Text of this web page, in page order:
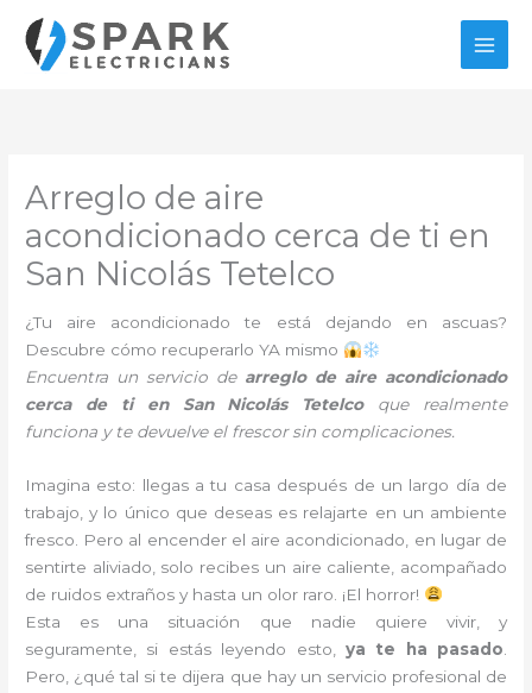
contenido
Arreglo de aire
acondicionado cerca de ti en
San Nicolás Tetelco
¿Tu aire acondicionado te está dejando en ascuas?
Descubre cómo recuperarlo YA mismo
Encuentra un servicio de arreglo de aire acondicionado
cerca de ti en San Nicolás Tetelco que realmente
funciona y te devuelve el frescor sin complicaciones.
Imagina esto: llegas a tu casa después de un largo día de
trabajo, y lo único que deseas es relajarte en un ambiente
fresco. Pero al encender el aire acondicionado, en lugar de
sentirte aliviado, solo recibes un aire caliente, acompañado
de ruidos extraños y hasta un olor raro. ¡El horror!
Esta es una situación que nadie quiere vivir, y
seguramente, si estás leyendo esto, ya te ha pasado
Pero, ¿qué tal si te dijera que hay un servicio profesional de